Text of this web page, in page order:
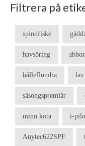
Filtrera på
spinnfiske
havsöring
hälleflundra lax
säsongspremiär
minn kota i-
Anytec622SPF